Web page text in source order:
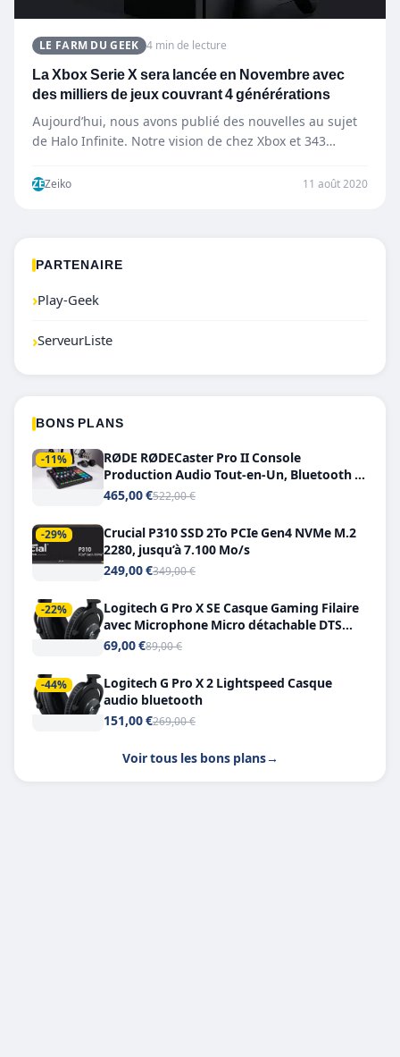
LE FARM DU GEEK 4 min de lecture
La Xbox Serie X sera lancée en Novembre avec
des milliers de jeux couvrant 4 générérations
Aujourd’hui, nous avons publié des nouvelles au sujet
de Halo Infinite. Notre vision de chez Xbox et 343…
ZEZeiko 11 août 2020
PARTENAIRE
›Play-Geek
›ServeurListe
BONS PLANS
-11%
RØDE RØDECaster Pro II Console
Production Audio Tout-en-Un, Bluetooth et
Double USB-C
465,00 €522,00 €
-29%
Crucial P310 SSD 2To PCIe Gen4 NVMe M.2
2280, jusqu’à 7.100 Mo/s
249,00 €349,00 €
-22%
Logitech G Pro X SE Casque Gaming Filaire
avec Microphone Micro détachable DTS
Headphone X 7.1
69,00 €89,00 €
-44%
Logitech G Pro X 2 Lightspeed Casque
audio bluetooth
151,00 €269,00 €
Voir tous les bons plans→